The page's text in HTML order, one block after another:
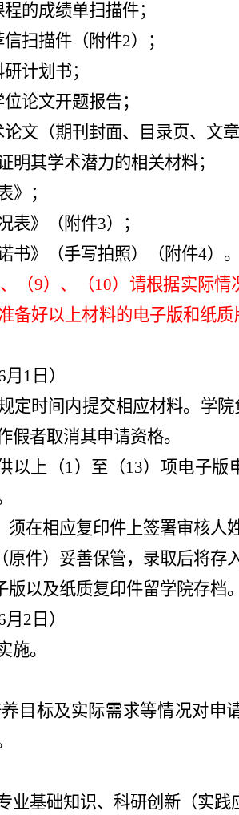
的成绩单扫描件；
扫描件（附件2）；
计划书；
论文开题报告；
论文（期刊封面、目录页、文
明其学术潜力的相关材料；
》；
表》（附件3）；
书》（手写拍照）（附件4）。
（9）、（10）请根据实际
备好以上材料的电子版和纸
月1日）
定时间内提交相应材料。学
者取消其申请资格。
以上（1）至（13）项电子
在相应复印件上签署审核人
件）妥善保管，录取后将存
以及纸质复印件留学院存档。
月2日）
施。
目标及实际需求等情况对申
业基础知识、科研创新（实践